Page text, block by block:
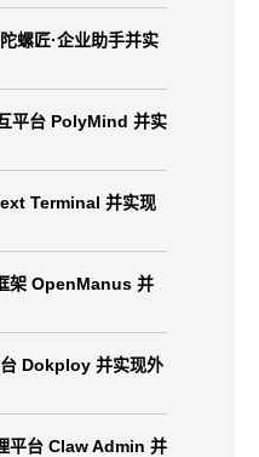
螺匠·企业助手并实
平台 PolyMind 并实
Terminal 并实现
架 OpenManus 并
Dokploy 并实现外
平台 Claw Admin 并